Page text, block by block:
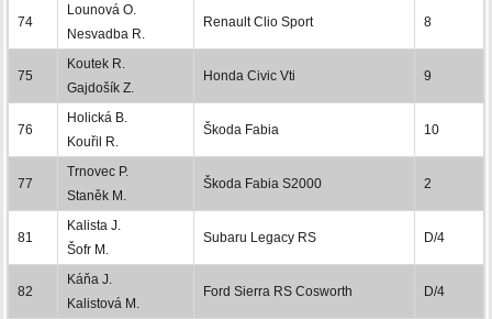
74
Lounová O.
Nesvadba R.
Renault Clio Sport 8
75
Koutek R.
Gajdošík Z.
Honda Civic Vti 9
76
Holická B.
Kouřil R.
Škoda Fabia 10
77
Trnovec P.
Staněk M.
Škoda Fabia S2000 2
81
Kalista J.
Šofr M.
Subaru Legacy RS D/4
82
Káňa J.
Kalistová M.
Ford Sierra RS Cosworth D/4